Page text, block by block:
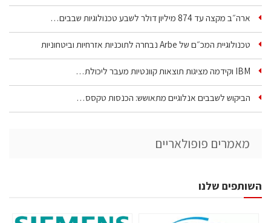
ארה״ב מקצה עד 874 מיליון דולר לשבע טכנולוגיות שבבים…
טכנולוגיית המכ״ם של Arbe נבחרה לתוכניות אזרחיות וביטחוניות
IBM וקידמה מציגות תוצאות קוונטיות מעבר ליכולת…
הביקוש לשבבים אנלוגיים מתאושש: הכנסות טקסס…
מאמרים פופולאריים
השותפים שלנו